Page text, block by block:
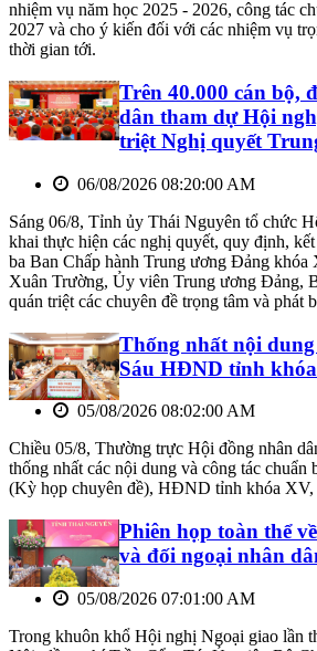
nhiệm vụ năm học 2025 - 2026, công tác
2027 và cho ý kiến đối với các nhiệm vụ
thời gian tới.
Trên 40.000 cán bộ,
dân tham dự Hội
triệt Nghị quyết
06/08/2026 08:20:00 AM
Sáng 06/8, Tỉnh ủy Thái Nguyên tổ chức
khai thực hiện các nghị quyết, quy định,
ba Ban Chấp hành Trung ương Đảng
Xuân Trường, Ủy viên Trung ương Đảng,
quán triệt các chuyên đề trọng tâm và phát
Thống nhất nội
Sáu HĐND tỉnh
05/08/2026 08:02:00 AM
Chiều 05/8, Thường trực Hội đồng nhân
thống nhất các nội dung và công tác chuẩn
(Kỳ họp chuyên đề), HĐND tỉnh khóa XV,
Phiên họp toàn thể
và đối ngoại nhân
05/08/2026 07:01:00 AM
Trong khuôn khổ Hội nghị Ngoại giao lần